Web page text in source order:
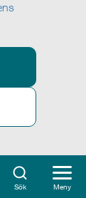
Sök Meny